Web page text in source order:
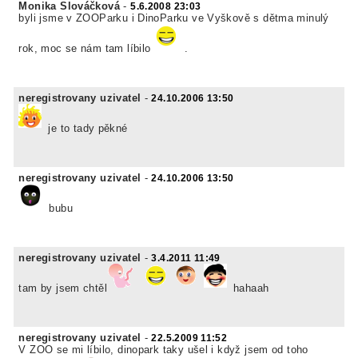
Monika Slováčková-5.6.2008 23:03
byli jsme v ZOOParku i DinoParku ve Vyškově s dětma minulý
rok, moc se nám tam líbilo
neregistrovany uzivatel -24.10.2006 13:50
je to tady pěkné
neregistrovany uzivatel -24.10.2006 13:50
bubu
neregistrovany uzivatel -3.4.2011 11:49
tam by jsem chtěl hahaah
neregistrovany uzivatel -22.5.2009 11:52
V ZOO se mi líbilo, dinopark taky ušel i když jsem od toho